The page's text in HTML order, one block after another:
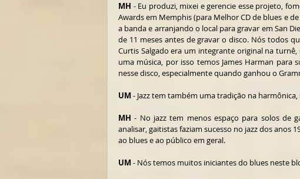
MH - Eu produzi, mixei e gerencie esse projeto,
Awards em Memphis (para Melhor CD de blues e
a banda e arranjando o local para gravar em San
de 11 meses antes de gravar o disco. Nós todos
Curtis Salgado era um integrante original na
uma música, por isso temos James Harman
nesse disco, especialmente quando ganhou o
UM
MH - No jazz tem menos espaço para solos de
analisar, gaitistas faziam sucesso no jazz dos anos
ao blues e ao público em geral.
UM - Nós temos muitos iniciantes do blues neste